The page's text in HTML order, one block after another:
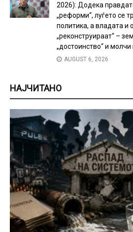
2026): Додека
„реформи“, луѓето се
политика, а владата и
„реконструираат“ –
„достоинство“ и
AUGUST 6, 2026
НАЈЧИТАНО